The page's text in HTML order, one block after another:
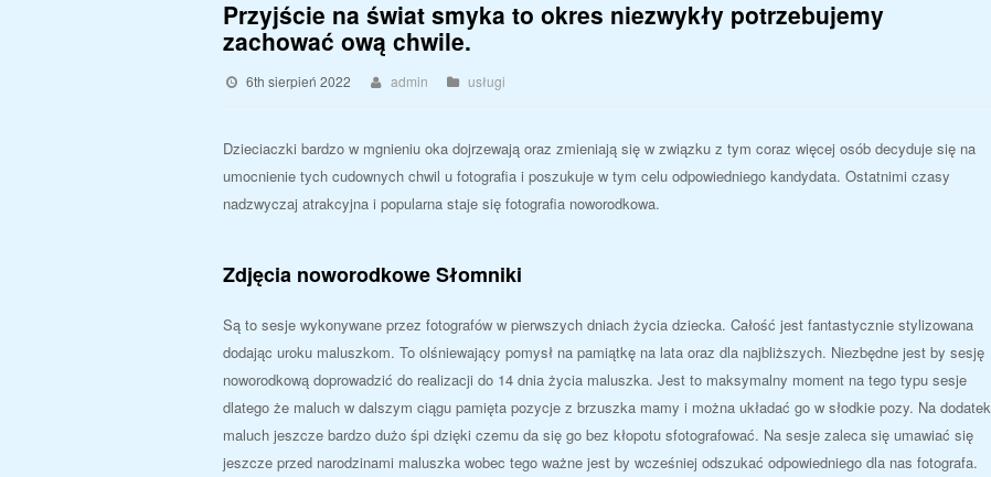
Przyjście na świat smyka to okres niezwykły potrzebujemy
zachować ową chwile.
6th sierpień 2022 admin usługi
Dzieciaczki bardzo w mgnieniu oka dojrzewają oraz zmieniają się w związku z tym coraz więcej osób decyduje się na
umocnienie tych cudownych chwil u fotografia i poszukuje w tym celu odpowiedniego kandydata. Ostatnimi czasy
nadzwyczaj atrakcyjna i popularna staje się fotografia noworodkowa.
Zdjęcia noworodkowe Słomniki
Są to sesje wykonywane przez fotografów w pierwszych dniach życia dziecka. Całość jest fantastycznie stylizowana
dodając uroku maluszkom. To olśniewający pomysł na pamiątkę na lata oraz dla najbliższych. Niezbędne jest by sesję
noworodkową doprowadzić do realizacji do 14 dnia życia maluszka. Jest to maksymalny moment na tego typu sesje
dlatego że maluch w dalszym ciągu pamięta pozycje z brzuszka mamy i można układać go w słodkie pozy. Na dodatek
maluch jeszcze bardzo dużo śpi dzięki czemu da się go bez kłopotu sfotografować. Na sesje zaleca się umawiać się
jeszcze przed narodzinami maluszka wobec tego ważne jest by wcześniej odszukać odpowiedniego dla nas fotografa.